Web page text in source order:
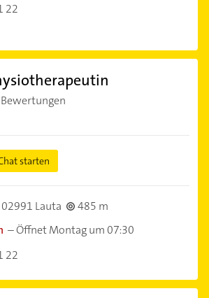
22
starten
02991 Lauta
485 m
–Öffnet Montag um 07:30
22